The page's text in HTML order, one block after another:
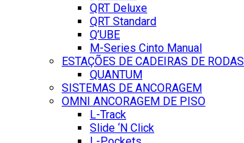
QRT Deluxe
QRT Standard
Q’UBE
M-Series Cinto Manual
ESTAÇÕES DE CADEIRAS DE RODAS
QUANTUM
SISTEMAS DE ANCORAGEM
OMNI ANCORAGEM DE PISO
L-Track
Slide ‘N Click